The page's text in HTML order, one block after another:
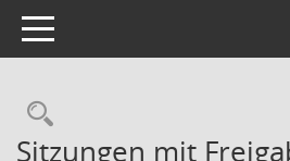
Toggle navigation
Rechercheauswahl
Sitzungen mit